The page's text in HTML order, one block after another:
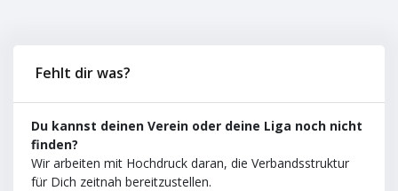
Fehlt dir was?
Du kannst deinen Verein oder deine Liga noch nicht
finden?
Wir arbeiten mit Hochdruck daran, die Verbandsstruktur
für Dich zeitnah bereitzustellen.